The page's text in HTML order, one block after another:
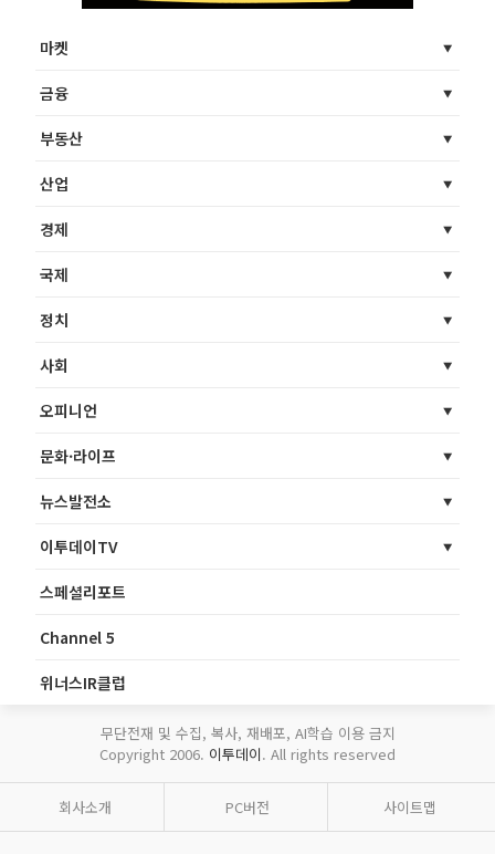
마켓
금융
부동산
산업
경제
국제
정치
사회
오피니언
문화·라이프
뉴스발전소
이투데이TV
스페셜리포트
Channel 5
위너스IR클럽
무단전재 및 수집, 복사, 재배포, AI학습 이용 금지
Copyright 2006. 이투데이. All rights reserved
회사소개 PC버전 사이트맵